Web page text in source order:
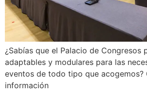
¿Sabías que el Palacio de Congresos
adaptables y modulares para las
eventos de todo tipo que acogemos?
información